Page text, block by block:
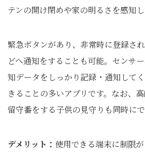
テンの開け閉めや家の明るさを感知し
緊急ボタンがあり、非常時に登録さ
どへ通知をすることも可能。センサ
知データをしっかり記録・通知して
きることの多いアプリです。なお、
留守番をする子供の見守りも同時にで
デメリット： 使用できる端末に制限